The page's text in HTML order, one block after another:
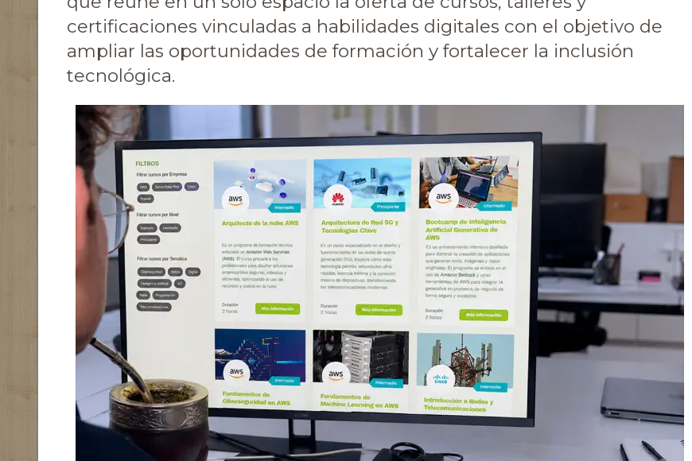
certificaciones vinculadas a habilidades digitales con el objetivo de
ampliar las oportunidades de formación y fortalecer la inclusión
tecnológica.